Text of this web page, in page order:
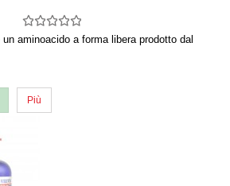
aminoacido a forma libera prodotto dal
Più